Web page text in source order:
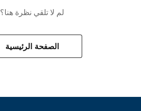
لم لا تلقي نظرة هنا؟
الصفحة الرئيسية